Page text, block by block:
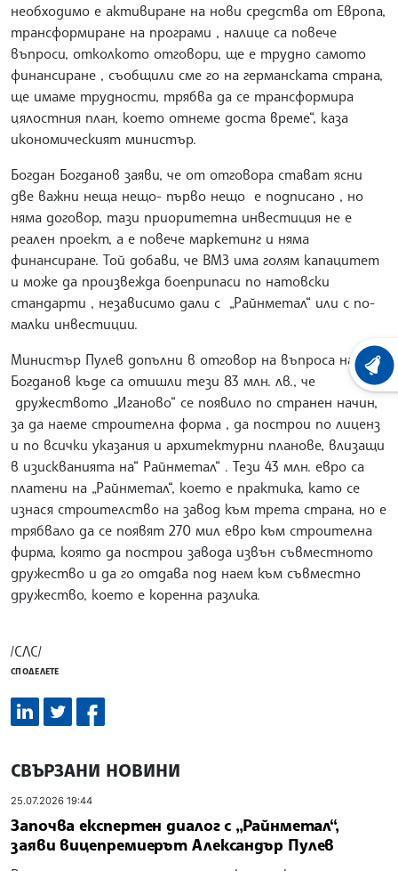
необходимо е активиране на нови средства от Европа,
трансформиране на програми , налице са повече
въпроси, отколкото отговори, ще е трудно самото
финансиране , съобщили сме го на германската страна,
ще имаме трудности, трябва да се трансформира
цялостния план, което отнеме доста време“, каза
икономическият министър.
Богдан Богданов заяви, че от отговора стават ясни
две важни неща нещо- първо нещо е подписано , но
няма договор, тази приоритетна инвестиция не е
реален проект, а е повече маркетинг и няма
финансиране. Той добави, че ВМЗ има голям капацитет
и може да произвежда боеприпаси по натовски
стандарти , независимо дали с „Райнметал“ или с по-
малки инвестиции.
Министър Пулев допълни в отговор на въпроса на
Богданов къде са отишли тези 83 млн. лв., че
дружеството „Иганово“ се появило по странен начин,
за да наеме строителна форма , да построи по лиценз
и по всички указания и архитектурни планове, влизащи
в изискванията на“ Райнметал“ . Тези 43 млн. евро са
платени на „Райнметал“, което е практика, като се
изнася строителство на завод към трета страна, но е
трябвало да се появят 270 мил евро към строителна
фирма, която да построи завода извън съвместното
дружество и да го отдава под наем към съвместно
дружество, което е коренна разлика.
/СЛС/
СПОДЕЛЕТЕ
СВЪРЗАНИ НОВИНИ
25.07.2026 19:44
Започва експертен диалог с „Райнметал“,
заяви вицепремиерът Александър Пулев